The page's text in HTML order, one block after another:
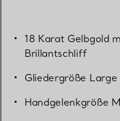
18 Karat Gelbgold
Brillantschliff
Gliedergröße Large
Handgelenkgröße